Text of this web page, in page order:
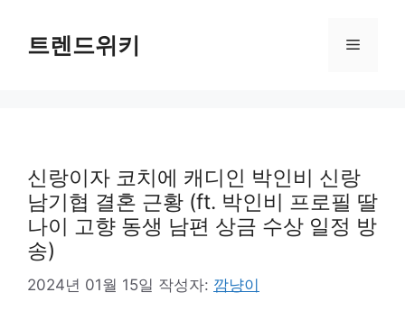
트렌드위키 메
신랑이자 코치에 캐디인 박인비 신랑
남기협 결혼 근황 (ft. 박인비 프로필 딸
나이 고향 동생 남편 상금 수상 일정 방
송)
2024년 01월 15일 작성자: 깜냥이